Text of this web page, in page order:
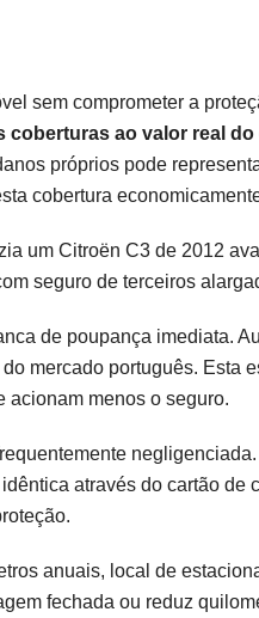
sem comprometer a
coberturas ao valor real do
próprios pode
cobertura
um Citroën C3 de 2012
seguro de terceiros
de poupança imediata.
mercado português. Esta
acionam menos o seguro.
através do cartão
anuais, local de
fechada ou reduz